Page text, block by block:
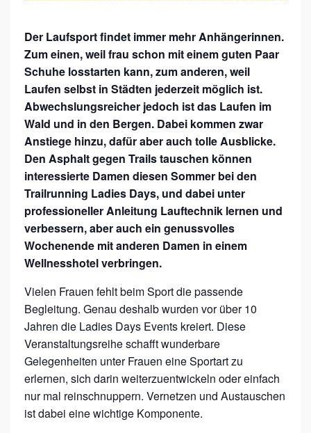
N
I
N
G
L
A
D
I
E
S
D
A
S
–
L
A
U
F
Der Laufsport findet immer mehr Anhängerinnen.
Zum einen, weil frau schon mit einem guten Paar
Schuhe losstarten kann, zum anderen, weil
Laufen selbst in Städten jederzeit möglich ist.
Abwechslungsreicher jedoch ist das Laufen im
Wald und in den Bergen. Dabei kommen zwar
Anstiege hinzu, dafür aber auch tolle Ausblicke.
Den Asphalt gegen Trails tauschen können
interessierte Damen diesen Sommer bei den
Trailrunning Ladies Days, und dabei unter
professioneller Anleitung Lauftechnik lernen und
verbessern, aber auch ein genussvolles
Wochenende mit anderen Damen in einem
Wellnesshotel verbringen.
Vielen Frauen fehlt beim Sport die passende
Begleitung. Genau deshalb wurden vor über 10
Jahren die Ladies Days Events kreiert. Diese
Veranstaltungsreihe schafft wunderbare
Gelegenheiten unter Frauen eine Sportart zu
erlernen, sich darin weiterzuentwickeln oder einfach
nur mal reinschnuppern. Vernetzen und Austauschen
ist dabei eine wichtige Komponente.